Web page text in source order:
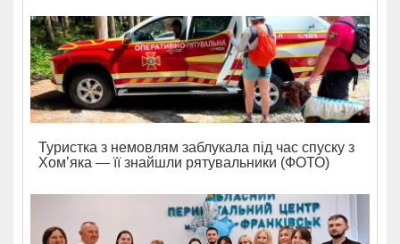
Туристка з немовлям заблукала під час спуску з
Хом’яка — її знайшли рятувальники (ФОТО)